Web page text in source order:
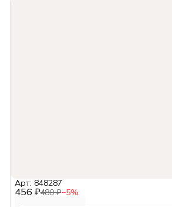
456 ₽480 ₽−5%
Арт: 848287